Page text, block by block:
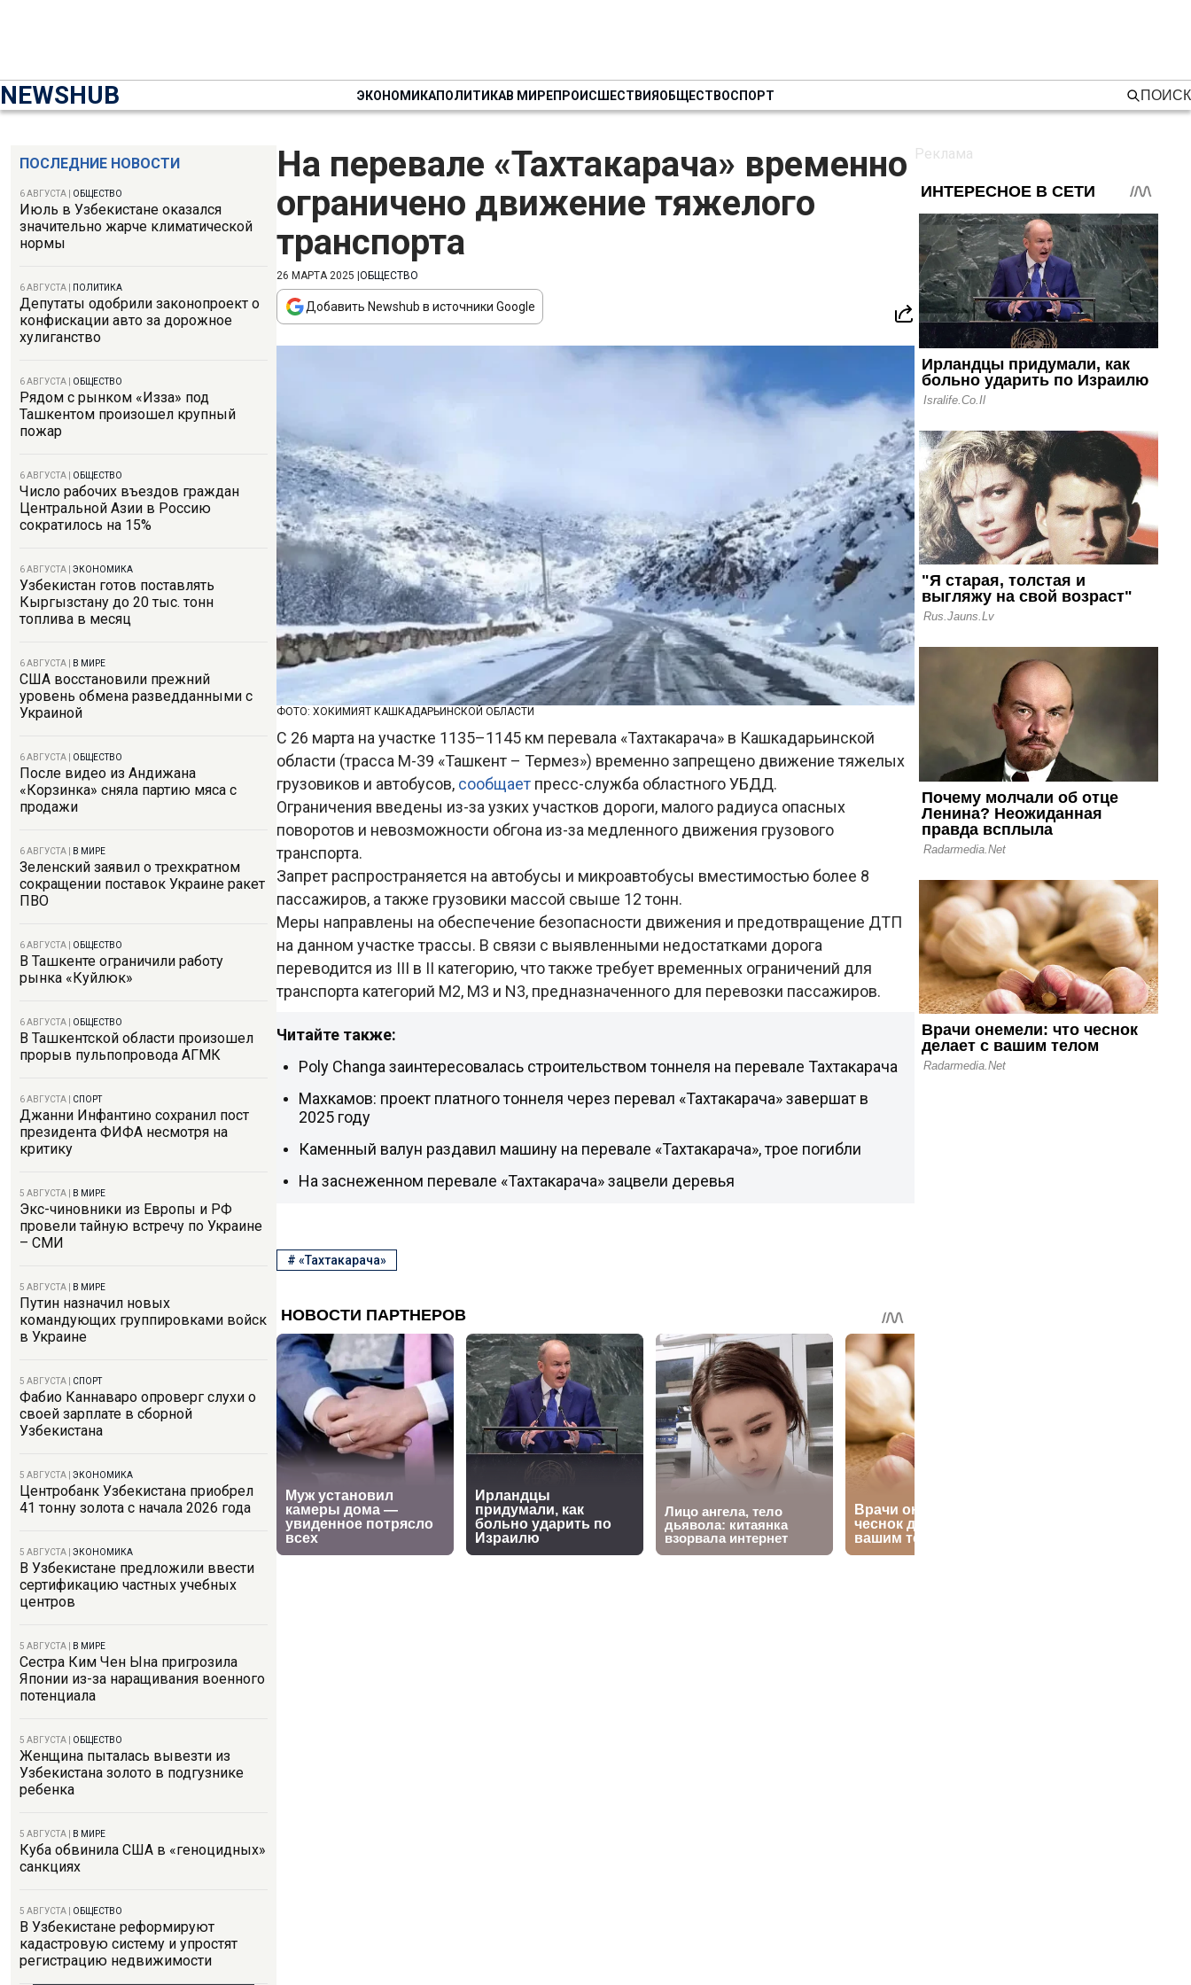
NEWSHUB ЭКОНОМИКАПОЛИТИКАВ МИРЕПРОИСШЕСТВИЯОБЩЕСТВОСПОРТ ПОИСК
ПОСЛЕДНИЕ НОВОСТИ
6 АВГУСТА ОБЩЕСТВО
Июль в Узбекистане оказался
значительно жарче климатической
нормы
6 АВГУСТА ПОЛИТИКА
Депутаты одобрили законопроект о
конфискации авто за дорожное
хулиганство
6 АВГУСТА ОБЩЕСТВО
Рядом с рынком «Изза» под
Ташкентом произошел крупный
пожар
6 АВГУСТА ОБЩЕСТВО
Число рабочих въездов граждан
Центральной Азии в Россию
сократилось на 15%
6 АВГУСТА ЭКОНОМИКА
Узбекистан готов поставлять
Кыргызстану до 20 тыс. тонн
топлива в месяц
6 АВГУСТА В МИРЕ
США восстановили прежний
уровень обмена разведданными с
Украиной
6 АВГУСТА ОБЩЕСТВО
После видео из Андижана
«Корзинка» сняла партию мяса с
продажи
6 АВГУСТА В МИРЕ
Зеленский заявил о трехкратном
сокращении поставок Украине ракет
ПВО
6 АВГУСТА ОБЩЕСТВО
В Ташкенте ограничили работу
рынка «Куйлюк»
6 АВГУСТА ОБЩЕСТВО
В Ташкентской области произошел
прорыв пульпопровода АГМК
6 АВГУСТА СПОРТ
Джанни Инфантино сохранил пост
президента ФИФА несмотря на
критику
5 АВГУСТА В МИРЕ
Экс-чиновники из Европы и РФ
провели тайную встречу по Украине
– СМИ
5 АВГУСТА В МИРЕ
Путин назначил новых
командующих группировками войск
в Украине
5 АВГУСТА СПОРТ
Фабио Каннаваро опроверг слухи о
своей зарплате в сборной
Узбекистана
5 АВГУСТА ЭКОНОМИКА
Центробанк Узбекистана приобрел
41 тонну золота с начала 2026 года
5 АВГУСТА ЭКОНОМИКА
В Узбекистане предложили ввести
сертификацию частных учебных
центров
5 АВГУСТА В МИРЕ
Сестра Ким Чен Ына пригрозила
Японии из-за наращивания военного
потенциала
5 АВГУСТА ОБЩЕСТВО
Женщина пыталась вывезти из
Узбекистана золото в подгузнике
ребенка
5 АВГУСТА В МИРЕ
Куба обвинила США в «геноцидных»
санкциях
5 АВГУСТА ОБЩЕСТВО
В Узбекистане реформируют
кадастровую систему и упростят
регистрацию недвижимости
На перевале «Тахтакарача» временно
ограничено движение тяжелого
транспорта
26 МАРТА 2025 ОБЩЕСТВО
Добавить Newshub в источники Google
ФОТО: ХОКИМИЯТ КАШКАДАРЬИНСКОЙ ОБЛАСТИ
С 26 марта на участке 1135–1145 км перевала «Тахтакарача» в Кашкадарьинской
области (трасса М-39 «Ташкент – Термез») временно запрещено движение тяжелых
грузовиков и автобусов, сообщает пресс-служба областного УБДД.
Ограничения введены из-за узких участков дороги, малого радиуса опасных
поворотов и невозможности обгона из-за медленного движения грузового
транспорта.
Запрет распространяется на автобусы и микроавтобусы вместимостью более 8
пассажиров, а также грузовики массой свыше 12 тонн.
Меры направлены на обеспечение безопасности движения и предотвращение ДТП
на данном участке трассы. В связи с выявленными недостатками дорога
переводится из III в II категорию, что также требует временных ограничений для
транспорта категорий М2, М3 и N3, предназначенного для перевозки пассажиров.
Читайте также:
Poly Changa заинтересовалась строительством тоннеля на перевале Тахтакарача
Махкамов: проект платного тоннеля через перевал «Тахтакарача» завершат в
2025 году
Каменный валун раздавил машину на перевале «Тахтакарача», трое погибли
На заснеженном перевале «Тахтакарача» зацвели деревья
# «Тахтакарача»